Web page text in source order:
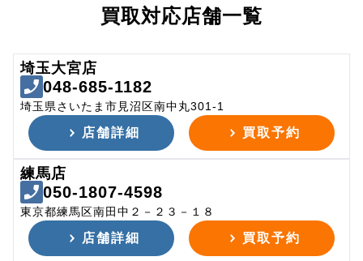
買取対応店舗一覧
埼玉大宮店
048-685-1182
埼玉県さいたま市見沼区南中丸301-1
店舗詳細 買取予約
練馬店
050-1807-4598
東京都練馬区南田中２－２３－１８
店舗詳細 買取予約